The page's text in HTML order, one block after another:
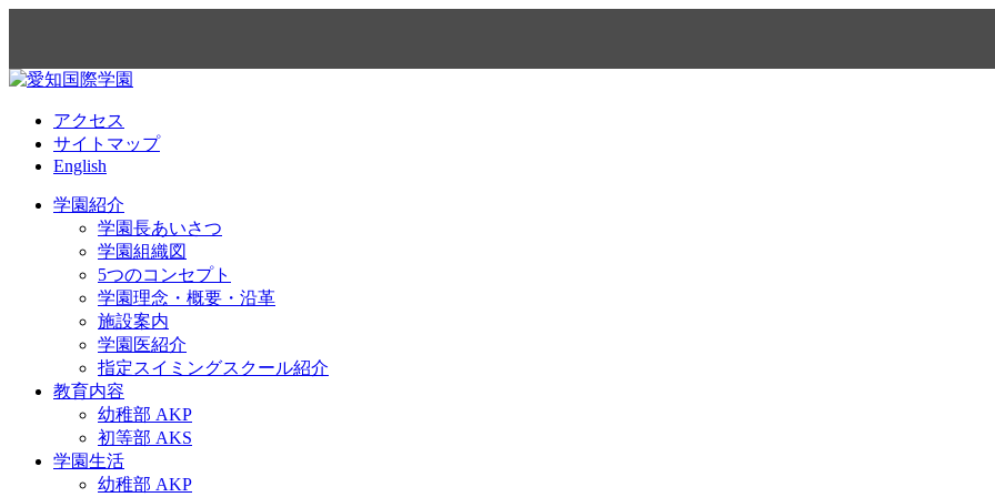
アクセス
サイトマップ
English
学園紹介
学園長あいさつ
学園組織図
5つのコンセプト
学園理念・概要・沿革
施設案内
学園医紹介
指定スイミングスクール紹介
教育内容
幼稚部 AKP
初等部 AKS
学園生活
幼稚部 AKP